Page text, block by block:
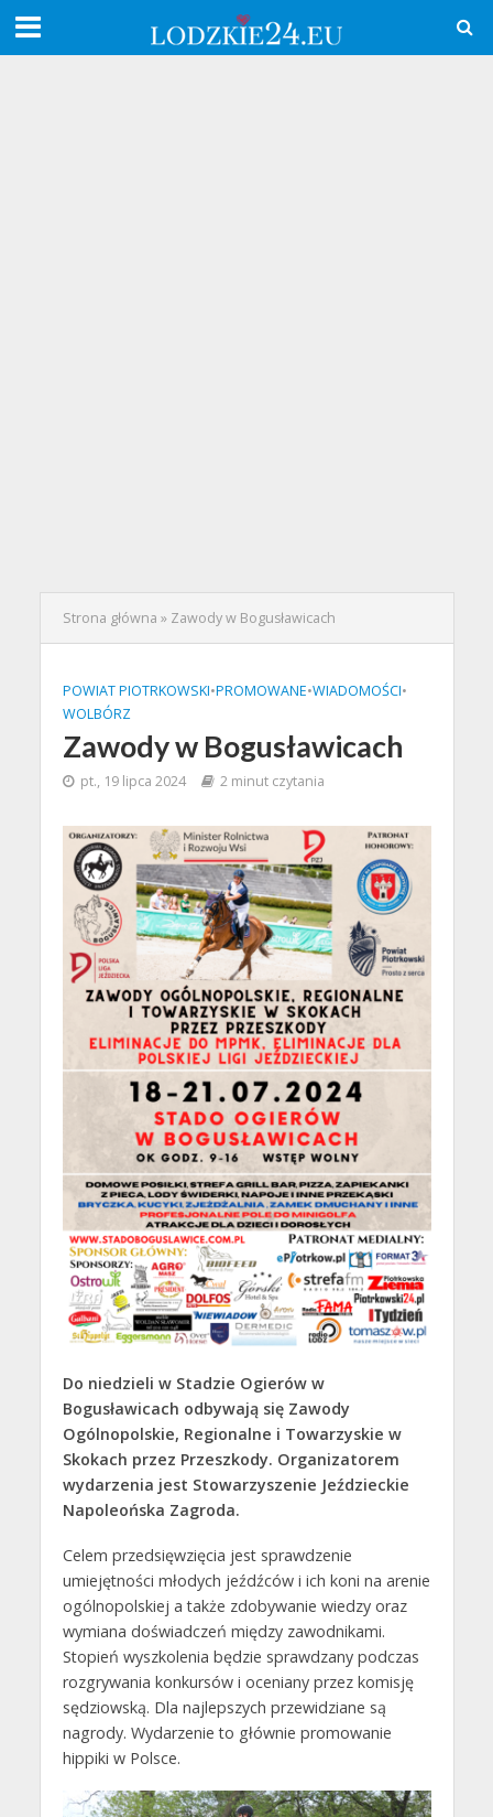
Strona główna » Zawody w Bogusławicach
POWIAT PIOTRKOWSKI•PROMOWANE•WIADOMOŚCI•
WOLBÓRZ
Zawody w Bogusławicach
pt., 19 lipca 2024 2 minut czytania
Do niedzieli w Stadzie Ogierów w
Bogusławicach odbywają się Zawody
Ogólnopolskie, Regionalne i Towarzyskie w
Skokach przez Przeszkody. Organizatorem
wydarzenia jest Stowarzyszenie Jeździeckie
Napoleońska Zagroda.
Celem przedsięwzięcia jest sprawdzenie
umiejętności młodych jeźdźców i ich koni na arenie
ogólnopolskiej a także zdobywanie wiedzy oraz
wymiana doświadczeń między zawodnikami.
Stopień wyszkolenia będzie sprawdzany podczas
rozgrywania konkursów i oceniany przez komisję
sędziowską. Dla najlepszych przewidziane są
nagrody. Wydarzenie to głównie promowanie
hippiki w Polsce.